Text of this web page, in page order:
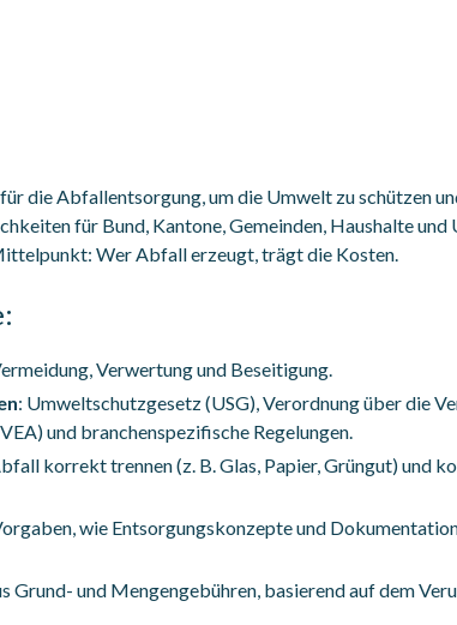
die Abfallentsorgung, um die Umwelt zu schützen
für Bund, Kantone, Gemeinden, Haushalte und
Wer Abfall erzeugt, trägt die Kosten.
Verwertung und Beseitigung.
: Umweltschutzgesetz (USG), Verordnung über die
und branchenspezifische Regelungen.
korrekt trennen (z. B. Glas, Papier, Grüngut) und
wie Entsorgungskonzepte und
Grund- und Mengengebühren, basierend auf dem